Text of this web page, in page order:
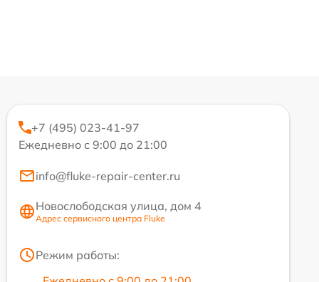
+7 (495) 023-41-97
Ежедневно с 9:00 до 21:00
info@fluke-repair-center.ru
Новослободская улица, дом 4
Адрес сервисного центра Fluke
Режим работы: